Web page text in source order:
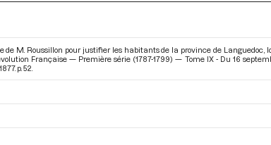
de M. Roussillon pour justifier les habitants de la province de Languedoc,
Française — Première série (1787-1799) — Tome IX - Du 16
p. 52.